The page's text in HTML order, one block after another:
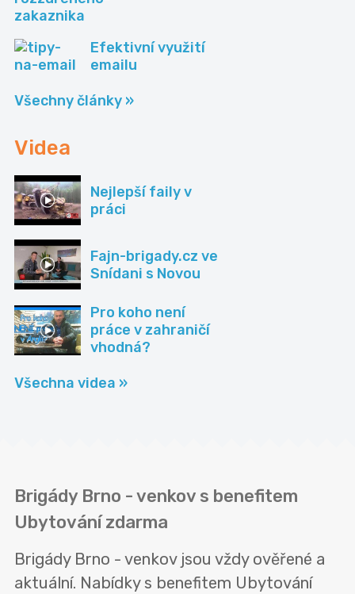
Efektivní využití
emailu
Všechny články »
Videa
Nejlepší faily v
práci
Fajn-brigady.cz ve
Snídani s Novou
Pro koho není
práce v zahraničí
vhodná?
Všechna videa »
Brigády Brno - venkov s benefitem
Ubytování zdarma
Brigády Brno - venkov jsou vždy ověřené a
aktuální. Nabídky s benefitem Ubytování